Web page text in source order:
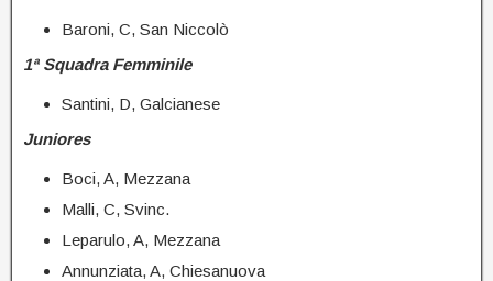
Baroni, C, San Niccolò
1ª Squadra Femminile
Santini, D, Galcianese
Juniores
Boci, A, Mezzana
Malli, C, Svinc.
Leparulo, A, Mezzana
Annunziata, A, Chiesanuova